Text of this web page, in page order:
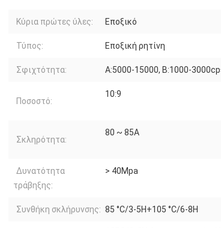
Κύρια πρώτες ύλες: Εποξικό
Τύπος: Εποξική ρητίνη
Σφιχτότητα: Α:5000-15000, Β:1000-
Ποσοστό:
10:9
Σκληρότητα:
80 ~ 85A
Δυνατότητα
τράβηξης:
> 40Mpa
Συνθήκη σκλήρυνσης: 85 °C/3-5H+105 °C/6-8H